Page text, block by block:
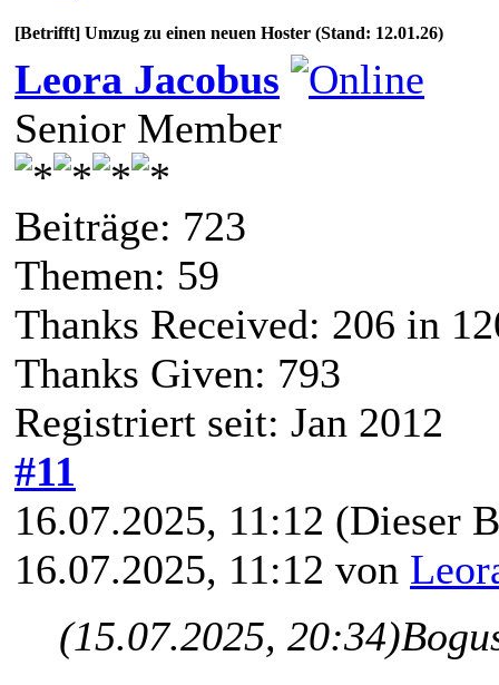
[Betrifft] Umzug zu einen neuen Hoster (Stand: 12.01.26)
Leora Jacobus
Senior Member
Beiträge: 723
Themen: 59
Thanks Received: 206 in
Thanks Given: 793
Registriert seit: Jan 2012
#11
16.07.2025, 11:12 (Dieser
16.07.2025, 11:12 von
(15.07.2025, 20:34)